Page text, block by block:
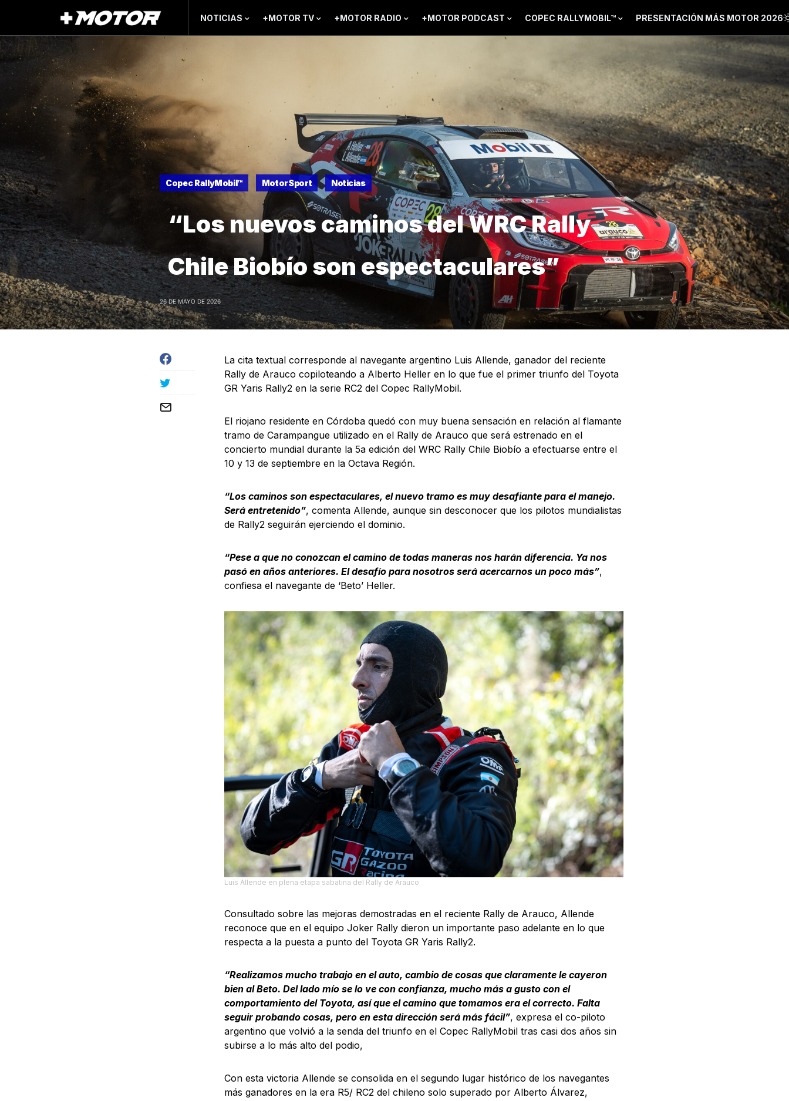
NOTICIAS +MOTOR TV +MOTOR RADIO +MOTOR PODCAST COPEC RALLYMOBIL™ PRESENTACIÓN MÁS MOTOR 2026
Copec RallyMobil™ MotorSport Noticias
“Los nuevos caminos del WRC Rally
Chile Biobío son espectaculares”
26 DE MAYO DE 2026
La cita textual corresponde al navegante argentino Luis Allende, ganador del reciente
Rally de Arauco copiloteando a Alberto Heller en lo que fue el primer triunfo del Toyota
GR Yaris Rally2 en la serie RC2 del Copec RallyMobil.
El riojano residente en Córdoba quedó con muy buena sensación en relación al flamante
tramo de Carampangue utilizado en el Rally de Arauco que será estrenado en el
concierto mundial durante la 5a edición del WRC Rally Chile Biobío a efectuarse entre el
10 y 13 de septiembre en la Octava Región.
“Los caminos son espectaculares, el nuevo tramo es muy desafiante para el manejo.
Será entretenido”, comenta Allende, aunque sin desconocer que los pilotos mundialistas
de Rally2 seguirán ejerciendo el dominio.
“Pese a que no conozcan el camino de todas maneras nos harán diferencia. Ya nos
pasó en años anteriores. El desafío para nosotros será acercarnos un poco más”,
confiesa el navegante de ‘Beto’ Heller.
Luis Allende en plena etapa sabatina del Rally de Arauco
Consultado sobre las mejoras demostradas en el reciente Rally de Arauco, Allende
reconoce que en el equipo Joker Rally dieron un importante paso adelante en lo que
respecta a la puesta a punto del Toyota GR Yaris Rally2.
“Realizamos mucho trabajo en el auto, cambio de cosas que claramente le cayeron
bien al Beto. Del lado mío se lo ve con confianza, mucho más a gusto con el
comportamiento del Toyota, así que el camino que tomamos era el correcto. Falta
seguir probando cosas, pero en esta dirección será más fácil”, expresa el co-piloto
argentino que volvió a la senda del triunfo en el Copec RallyMobil tras casi dos años sin
subirse a lo más alto del podio,
Con esta victoria Allende se consolida en el segundo lugar histórico de los navegantes
más ganadores en la era R5/ RC2 del chileno solo superado por Alberto Álvarez,